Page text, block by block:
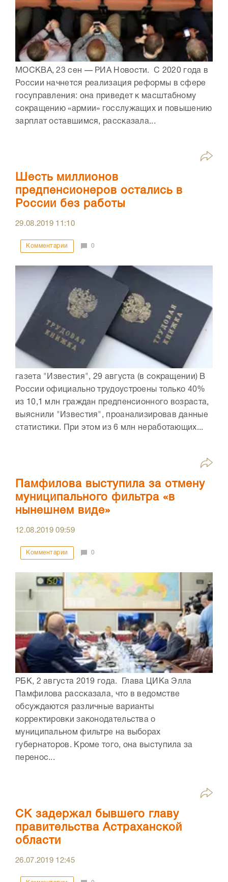
МОСКВА, 23 сен — РИА Новости. С 2020 года в
России начнется реализация реформы в сфере
госуправления: она приведет к масштабному
сокращению «армии» госслужащих и повышению
зарплат оставшимся, рассказала...
Шесть миллионов
предпенсионеров остались в
России без работы
29.08.2019 11:10
Комментарии 0
газета "Известия", 29 августа (в сокращении) В
России официально трудоустроены только 40%
из 10,1 млн граждан предпенсионного возраста,
выяснили "Известия", проанализировав данные
статистики. При этом из 6 млн неработающих...
Памфилова выступила за отмену
муниципального фильтра «в
нынешнем виде»
12.08.201909:59
Комментарии 0
РБК, 2 августа 2019 года. Глава ЦИКа Элла
Памфилова рассказала, что в ведомстве
обсуждаются различные варианты
корректировки законодательства о
муниципальном фильтре на выборах
губернаторов. Кроме того, она выступила за
перенос...
СК задержал бывшего главу
правительства Астраханской
области
26.07.2019 12:45